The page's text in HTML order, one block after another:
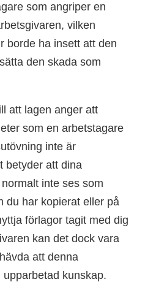
som angriper en
vilken
borde ha insett att den
den skada som
att lagen anger att
som en arbetstagare
inte är
betyder att dina
inte ses som
du har kopierat eller på
förlagor tagit med dig
kan det dock vara
att denna
kunskap.